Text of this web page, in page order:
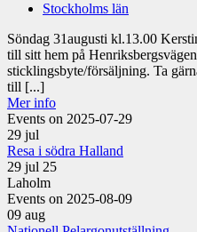
Stockholms län
Söndag 31augusti kl.13.00
till sitt hem på
sticklingsbyte/försäljning. Ta
till [...]
Mer info
Events on 2025-07-29
29 jul
Resa i södra Halland
29 jul 25
Laholm
Events on 2025-08-09
09 aug